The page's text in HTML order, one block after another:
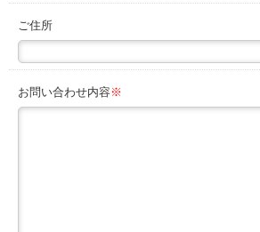
ご住所
お問い合わせ内容 ※